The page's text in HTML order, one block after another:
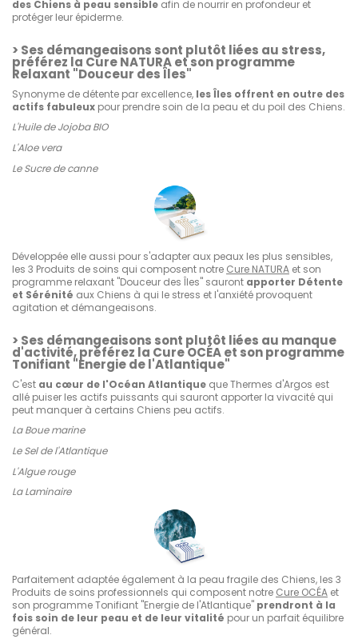
des Chiens à peau sensible afin de nourrir en profondeur et
protéger leur épiderme.
> Ses démangeaisons sont plutôt liées au stress,
préférez la Cure NATURA et son programme
Relaxant "Douceur des Îles"
Synonyme de détente par excellence, les Îles offrent en outre des
actifs fabuleux pour prendre soin de la peau et du poil des Chiens.
L'Huile de Jojoba BIO
L'Aloe vera
Le Sucre de canne
Développée elle aussi pour s'adapter aux peaux les plus sensibles,
les 3 Produits de soins qui composent notre Cure NATURA et son
programme relaxant "Douceur des Îles" sauront apporter Détente
et Sérénité aux Chiens à qui le stress et l'anxiété provoquent
agitation et démangeaisons.
> Ses démangeaisons sont plutôt liées au manque
d'activité, préférez la Cure OCÉA et son programme
Tonifiant "Energie de l'Atlantique"
C'est au cœur de l'Océan Atlantique que Thermes d'Argos est
allé puiser les actifs puissants qui sauront apporter la vivacité qui
peut manquer à certains Chiens peu actifs.
La Boue marine
Le Sel de l'Atlantique
L'Algue rouge
La Laminaire
Parfaitement adaptée également à la peau fragile des Chiens, les 3
Produits de soins professionnels qui composent notre Cure OCÉA et
son programme Tonifiant "Energie de l'Atlantique" prendront à la
fois soin de leur peau et de leur vitalité pour un parfait équilibre
général.